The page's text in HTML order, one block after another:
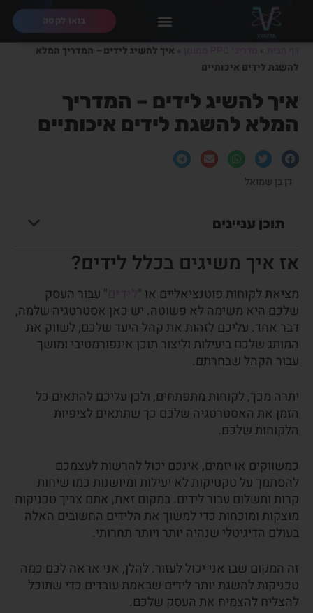
בואו לקפה
»
» איך להשיג לידים – המדריך המלא
להשגת לידים איכותיים
איך להשיג לידים – המדריך
המלא להשגת לידים איכותיים
דן בן שמואל
תוכן עניינים
אז איך משיגים בכלל לידים?
מציאת לקוחות פוטנציאליים או "
" עבור העסק
שלכם היא משימה לא פשוטה. יש כאן אסטרטגיה שלמה,
דבר אחד. עליכם לזהות את קהל היעד שלכם, לשווק את
המותג שלכם ביעילות וליצור תוכן אינפורמטיבי ומושך
עבור הקהל שבחרתם.
יתרה מכך, לקוחות מתפתחים, ולכן עליכם להתאים כל
הזמן את האסטרטגיה שלכם כך שתתאים לציפיות
הלקוחות שלכם.
כמשווקים או יזמים, אינכם יכול להרשות לעצמכם
להסתמך על טקטיקות לא יעילות ומיושנות כמו שיחות
קרות ותשלום עבור לידים. במקום זאת, אתם צריך טכניקות
מוצקות ומוכחות כדי למשוך את הלידים החשובים האלה
בעולם הדיגיטלי שנהיה יותר ויותר תחרותי.
זה המקום שבו אני יכול לעזור. להלן, אני אראה לכם כמה
טכניקות להשגת יותר לידים שבאמת עובדים כדי שתוכל
להצליח להצמיח את העסק שלכם.